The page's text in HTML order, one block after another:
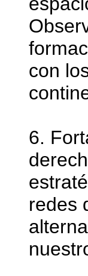
con
6.
redes